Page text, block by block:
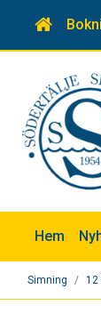
Hem
Simning 12